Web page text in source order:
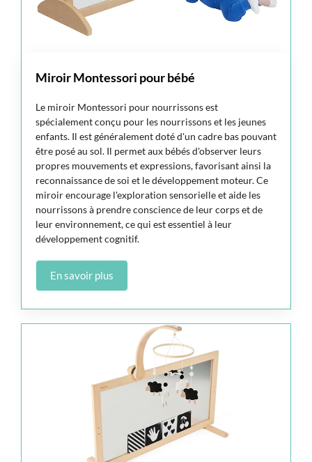
Miroir Montessori pour bébé
Le miroir Montessori pour nourrissons est
spécialement conçu pour les nourrissons et les jeunes
enfants. Il est généralement doté d'un cadre bas pouvant
être posé au sol. Il permet aux bébés d'observer leurs
propres mouvements et expressions, favorisant ainsi la
reconnaissance de soi et le développement moteur. Ce
miroir encourage l'exploration sensorielle et aide les
nourrissons à prendre conscience de leur corps et de
leur environnement, ce qui est essentiel à leur
développement cognitif.
En savoir plus